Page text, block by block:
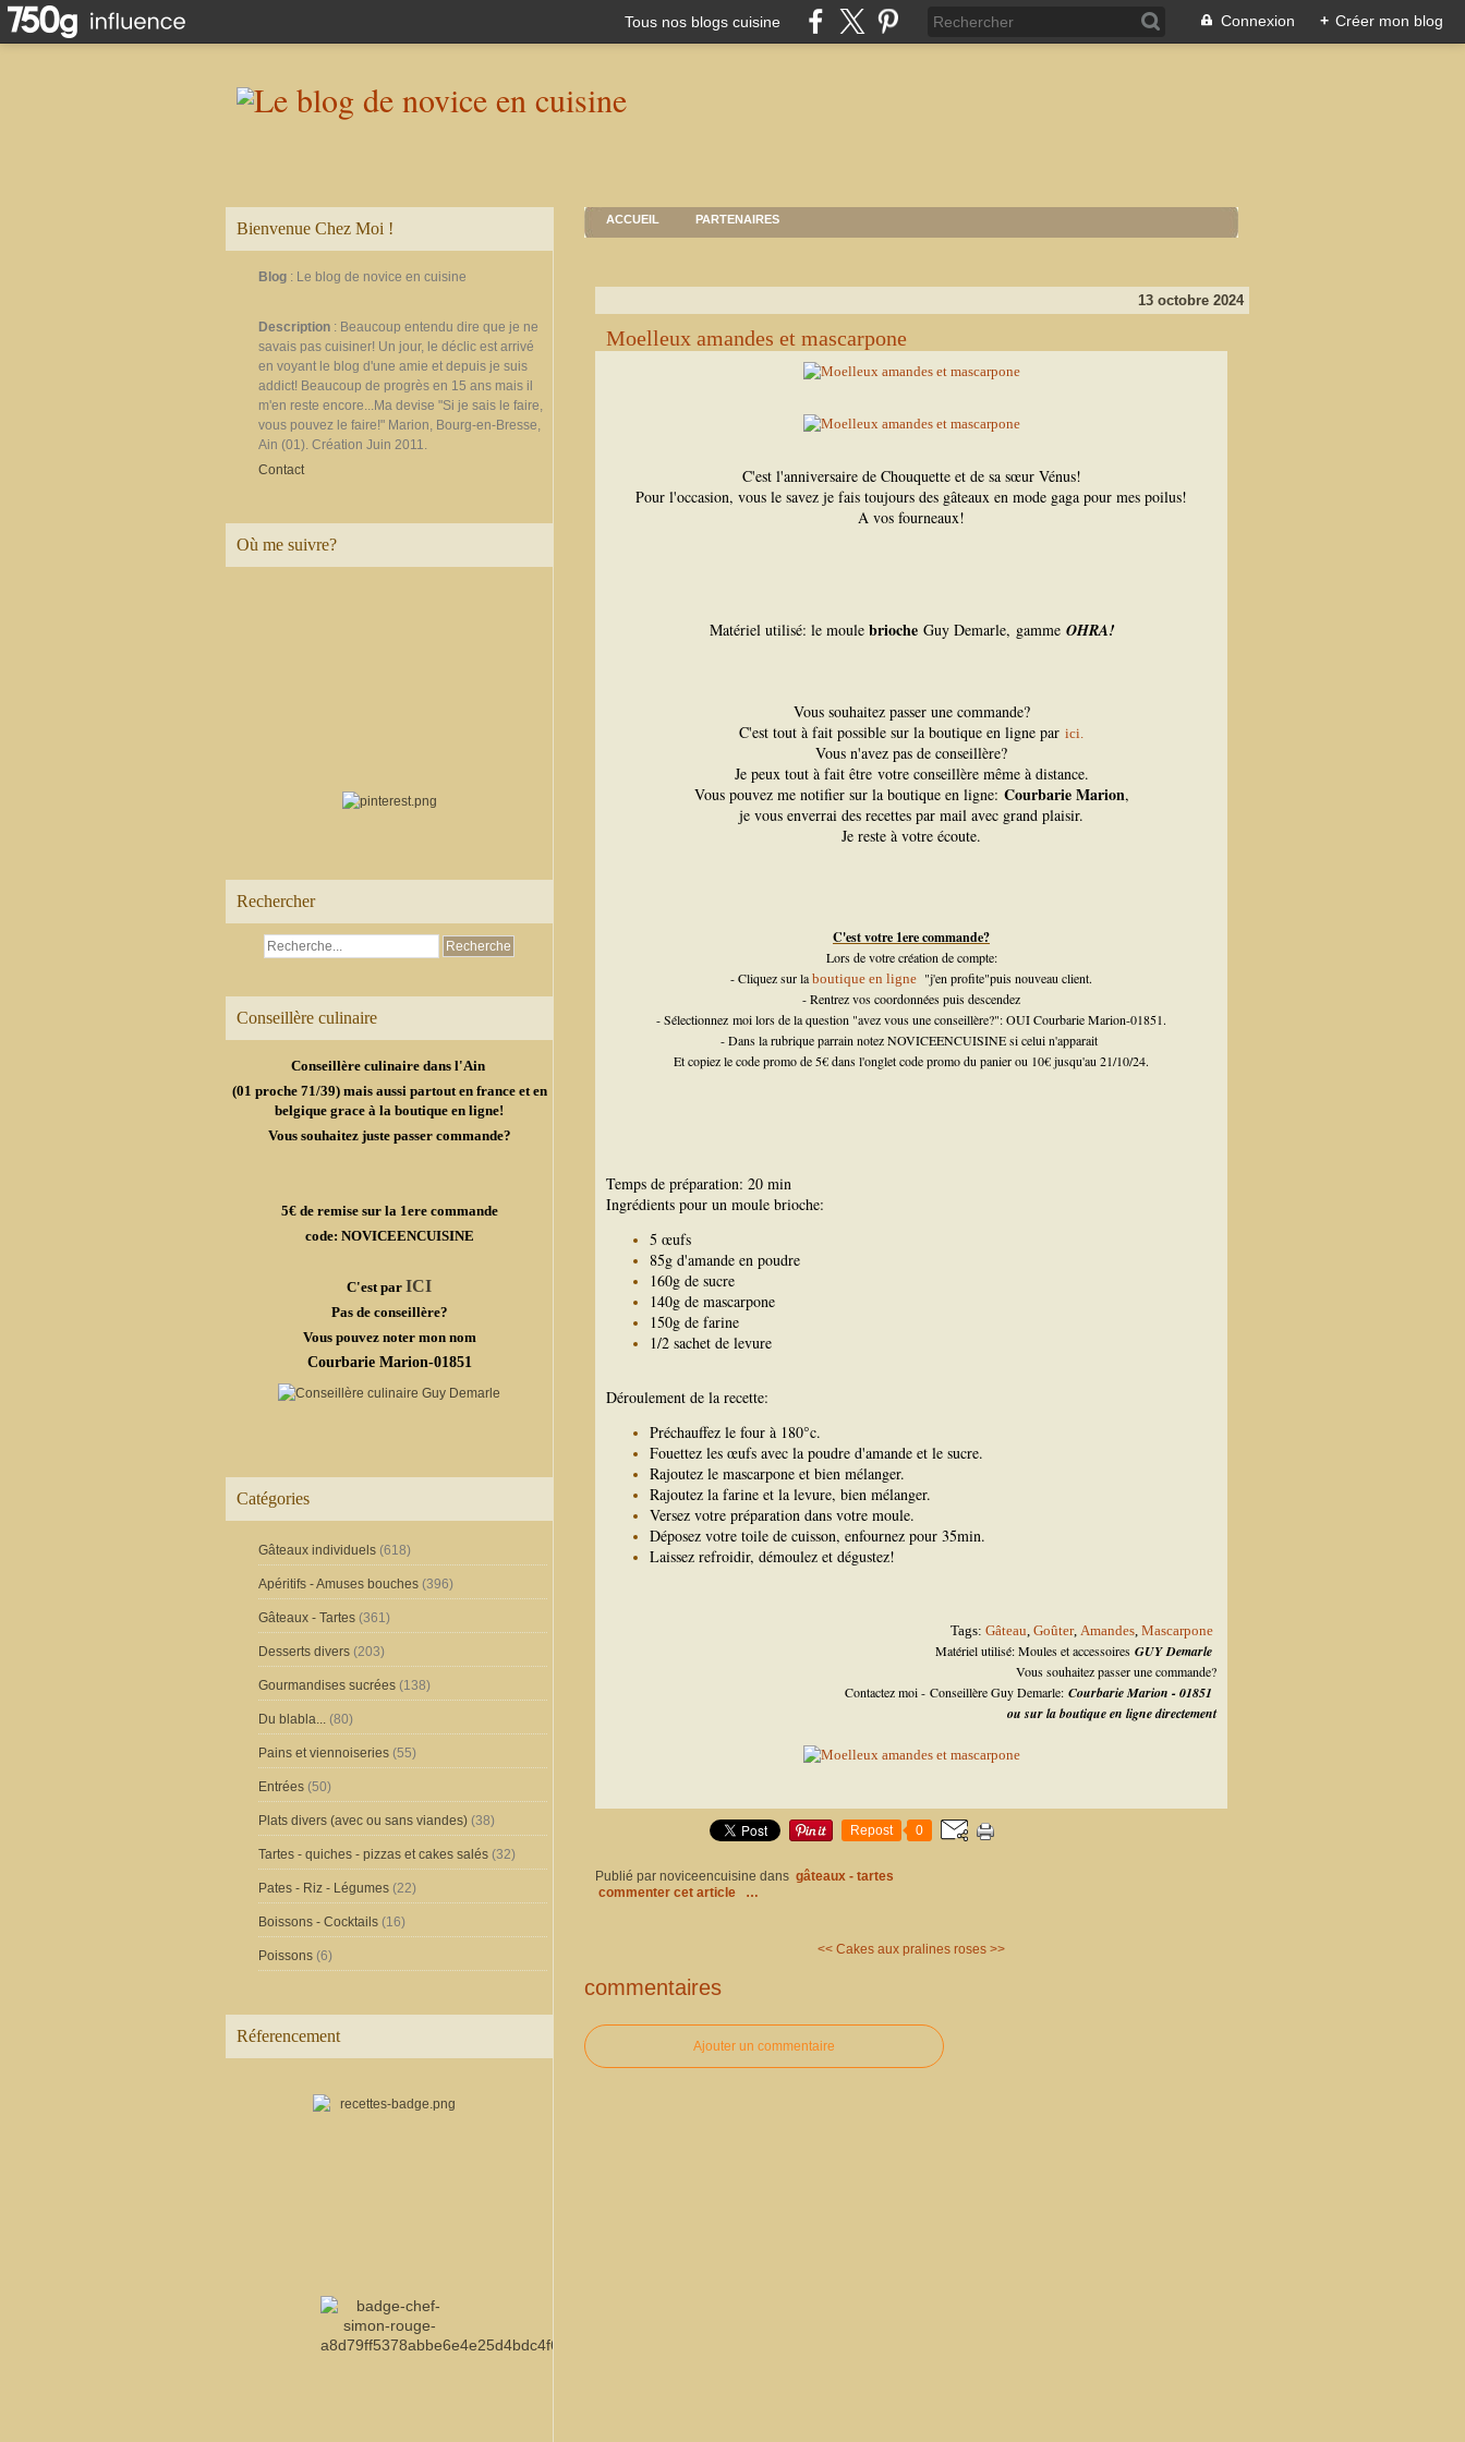
Tous nos blogs cuisine Connexion + Créer mon blog
Bienvenue Chez Moi !
Blog : Le blog de novice en cuisine
Description : Beaucoup entendu dire que je ne
savais pas cuisiner! Un jour, le déclic est arrivé
en voyant le blog d'une amie et depuis je suis
addict! Beaucoup de progrès en 15 ans mais il
m'en reste encore...Ma devise "Si je sais le faire,
vous pouvez le faire!" Marion, Bourg-en-Bresse,
Ain (01). Création Juin 2011.
Contact
Où me suivre?
Rechercher
Conseillère culinaire
Conseillère culinaire dans l'Ain
(01 proche 71/39) mais aussi partout en france et en
belgique grace à la boutique en ligne!
Vous souhaitez juste passer commande?
5€ de remise sur la 1ere commande
code: NOVICEENCUISINE
C'est par ICI
Pas de conseillère?
Vous pouvez noter mon nom
Courbarie Marion-01851
Catégories
Gâteaux individuels (618)
Apéritifs - Amuses bouches (396)
Gâteaux - Tartes (361)
Desserts divers (203)
Gourmandises sucrées (138)
Du blabla... (80)
Pains et viennoiseries (55)
Entrées (50)
Plats divers (avec ou sans viandes) (38)
Tartes - quiches - pizzas et cakes salés (32)
Pates - Riz - Légumes (22)
Boissons - Cocktails (16)
Poissons (6)
Réferencement
ACCUEIL PARTENAIRES
13 octobre 2024
Moelleux amandes et mascarpone
C'est l'anniversaire de Chouquette et de sa sœur Vénus!
Pour l'occasion, vous le savez je fais toujours des gâteaux en mode gaga pour mes poilus!
A vos fourneaux!
Matériel utilisé: le moule brioche Guy Demarle, gamme OHRA!
Vous souhaitez passer une commande?
C'est tout à fait possible sur la boutique en ligne par ici.
Vous n'avez pas de conseillère?
Je peux tout à fait être votre conseillère même à distance.
Vous pouvez me notifier sur la boutique en ligne: Courbarie Marion,
je vous enverrai des recettes par mail avec grand plaisir.
Je reste à votre écoute.
C'est votre 1ere commande?
Lors de votre création de compte:
- Cliquez sur la boutique en ligne "j'en profite"puis nouveau client.
- Rentrez vos coordonnées puis descendez
- Sélectionnez moi lors de la question "avez vous une conseillère?": OUI Courbarie Marion-01851.
- Dans la rubrique parrain notez NOVICEENCUISINE si celui n'apparait
Et copiez le code promo de 5€ dans l'onglet code promo du panier ou 10€ jusqu'au 21/10/24.
Temps de préparation: 20 min
Ingrédients pour un moule brioche:
5 œufs
85g d'amande en poudre
160g de sucre
140g de mascarpone
150g de farine
1/2 sachet de levure
Déroulement de la recette:
Préchauffez le four à 180°c.
Fouettez les œufs avec la poudre d'amande et le sucre.
Rajoutez le mascarpone et bien mélanger.
Rajoutez la farine et la levure, bien mélanger.
Versez votre préparation dans votre moule.
Déposez votre toile de cuisson, enfournez pour 35min.
Laissez refroidir, démoulez et dégustez!
Tags: Gâteau, Goûter, Amandes, Mascarpone
Matériel utilisé: Moules et accessoires GUY Demarle
Vous souhaitez passer une commande?
Contactez moi - Conseillère Guy Demarle: Courbarie Marion - 01851
ou sur la boutique en ligne directement
Repost 0
Publié par noviceencuisine dans gâteaux - tartes
commenter cet article
…
<< Cakes aux pralines roses >>
commentaires
Ajouter un commentaire